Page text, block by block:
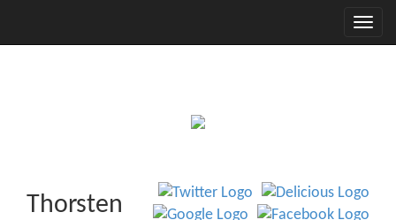
Thorsten